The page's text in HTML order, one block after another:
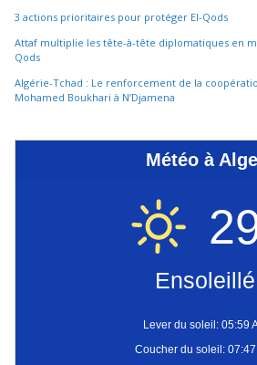
3 actions prioritaires pour protéger El-Qods
Attaf multiplie les tête-à-tête diplomatiques en
Qods
Algérie-Tchad : Le renforcement de la
Mohamed Boukhari à N’Djamena
Météo à
Ensoleillé
Lever du soleil: 05:59
Coucher du soleil: 07:47